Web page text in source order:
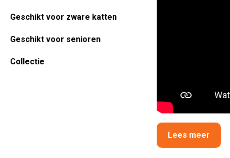
Lees meer
Geschikt voor zware katten
Geschikt voor senioren
Collectie